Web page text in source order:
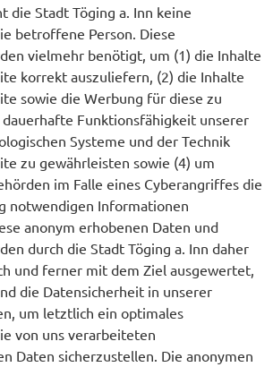
die Stadt Töging a. Inn keine
betroffene Person. Diese
vielmehr benötigt, um (1) die Inhalte
korrekt auszuliefern, (2) die Inhalte
sowie die Werbung für diese zu
Funktionsfähigkeit unserer
Systeme und der Technik
zu gewährleisten sowie (4) um
im Falle eines Cyberangriffes die
notwendigen Informationen
anonym erhobenen Daten und
durch die Stadt Töging a. Inn daher
und ferner mit dem Ziel ausgewertet,
die Datensicherheit in unserer
um letztlich ein optimales
von uns verarbeiteten
Daten sicherzustellen. Die anonymen